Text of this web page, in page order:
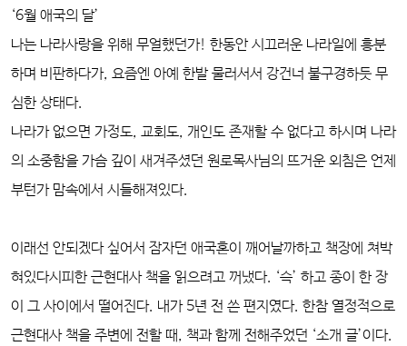
‘6월 애국의 달’
나는 나라사랑을 위해 무얼했던가! 한동안 시끄러운 나라일에 흥분
하며 비판하다가, 요즘엔 아예 한발 물러서서 강건너 불구경하듯 무
심한 상태다.
나라가 없으면 가정도, 교회도, 개인도 존재할 수 없다고 하시며 나라
의 소중함을 가슴 깊이 새겨주셨던 원로목사님의 뜨거운 외침은 언제
부턴가 맘속에서 시들해져있다.
이래선 안되겠다 싶어서 잠자던 애국혼이 깨어날까하고 책장에 쳐박
혀있다시피한 근현대사 책을 읽으려고 꺼냈다. ‘슥’ 하고 종이 한 장
이 그 사이에서 떨어진다. 내가 5년 전 쓴 편지였다. 한참 열정적으로
근현대사 책을 주변에 전할 때, 책과 함께 전해주었던 ‘소개 글’이다.